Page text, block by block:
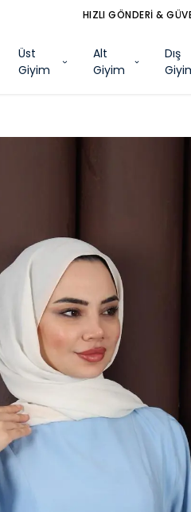
HIZLI GÖNDERİ &
Üst
Giyim
Alt
Giyim
Dış